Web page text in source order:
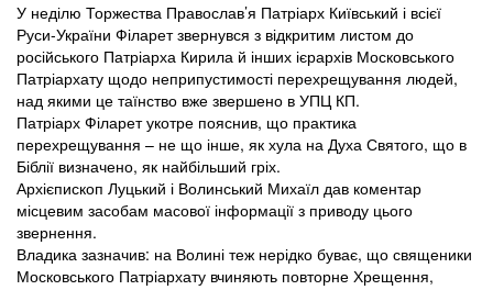
У неділю Торжества Православ’я Патріарх Київський і всієї
Руси-України Філарет звернувся з відкритим листом до
російського Патріарха Кирила й інших ієрархів Московського
Патріархату щодо неприпустимості перехрещування людей,
над якими це таїнство вже звершено в УПЦ КП.
Патріарх Філарет укотре пояснив, що практика
перехрещування – не що інше, як хула на Духа Святого, що в
Біблії визначено, як найбільший гріх.
Архієпископ Луцький і Волинський Михаїл дав коментар
місцевим засобам масової інформації з приводу цього
звернення.
Владика зазначив: на Волині теж нерідко буває, що священики
Московського Патріархату вчиняють повторне Хрещення,